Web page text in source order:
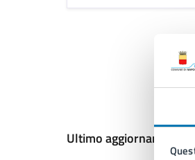
Ultimo aggiornamento: